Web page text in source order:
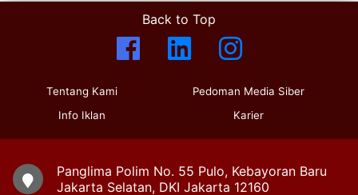
Back to Top
Tentang Kami
Info Iklan
Pedoman Media Siber
Karier
Panglima Polim No. 55 Pulo, Kebayoran Baru
Jakarta Selatan, DKI Jakarta 12160